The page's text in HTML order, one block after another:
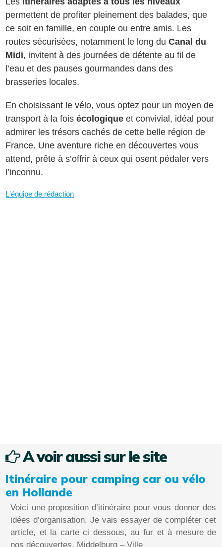
permettent de profiter pleinement des balades, que
ce soit en famille, en couple ou entre amis. Les
routes sécurisées, notamment le long duCanal du
Midi, invitent à des journées de détente au fil de
l’eau et des pauses gourmandes dans des
brasseries locales.
En choisissant le vélo, vous optez pour un moyen de
transport à la foisécologique et convivial, idéal pour
admirer les trésors cachés de cette belle région de
France. Une aventure riche en découvertes vous
attend, prête à s’offrir à ceux qui osent pédaler vers
l’inconnu.
L'équipe de rédaction
A voir aussi sur le site
Itinéraire pour camping car ou vélo
en Hollande
Voici une proposition d’itinéraire pour vous donner des
idées d’organisation. Je vais essayer de compléter cet
article, et la carte ci dessous, au fur et à mesure de
nos découvertes. Middelburg – Ville